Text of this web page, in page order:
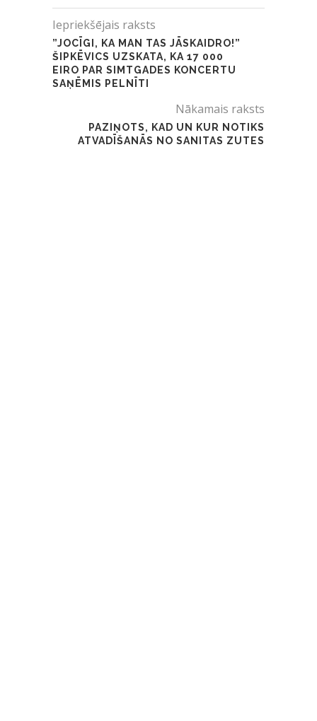
Iepriekšējais raksts
”JOCĪGI, KA MAN TAS JĀSKAIDRO!”
ŠIPKĒVICS UZSKATA, KA 17 000
EIRO PAR SIMTGADES KONCERTU
SAŅĒMIS PELNĪTI
Nākamais raksts
PAZIŅOTS, KAD UN KUR NOTIKS
ATVADĪŠANĀS NO SANITAS ZUTES